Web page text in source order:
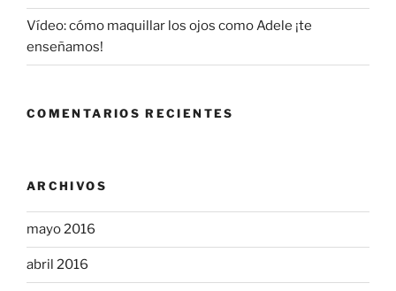
Vídeo: cómo maquillar los ojos como Adele ¡te
enseñamos!
COMENTARIOS RECIENTES
ARCHIVOS
mayo 2016
abril 2016